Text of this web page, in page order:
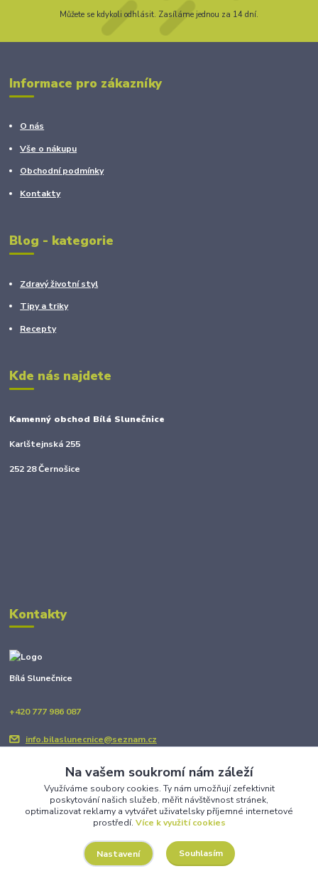
Můžete se kdykoli odhlásit. Zasíláme jednou za 14 dní.
Informace pro zákazníky
O nás
Vše o nákupu
Obchodní podmínky
Kontakty
Blog - kategorie
Zdravý životní styl
Tipy a triky
Recepty
Kde nás najdete
Kamenný obchod Bílá Slunečnice
Karlštejnská 255
252 28 Černošice
Kontakty
Bílá Slunečnice
+420 777 986 087
info.bilaslunecnice@seznam.cz
Upravit sběr cookies.
Na vašem soukromí nám záleží
Využíváme soubory cookies. Ty nám umožňují zefektivnit
poskytování našich služeb, měřit návštěvnost stránek,
optimalizovat reklamy a vytvářet uživatelsky příjemné internetové
prostředí. Více k využití cookies
Nastavení Souhlasím